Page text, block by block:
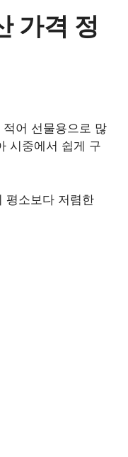
가격 정
어 선물용으로 많
시중에서 쉽게 구
평소보다 저렴한